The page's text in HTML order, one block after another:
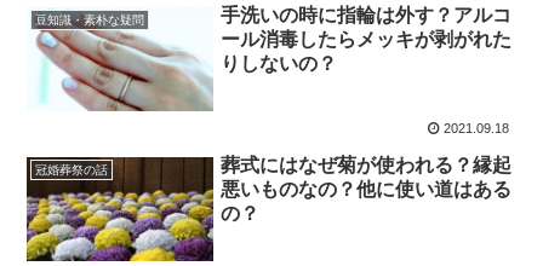
豆知識・素朴な疑問
手洗いの時に指輪は外す？アルコ
ール消毒したらメッキが剥がれた
りしないの？
2021.09.18
冠婚葬祭の話
葬式にはなぜ菊が使われる？縁起
悪いものなの？他に使い道はある
の？